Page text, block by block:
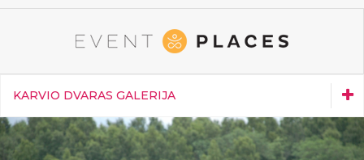
Žvėryno smuklės galerija
Mūsų šventės
KARVIO DVARAS GALERIJA
Event Catering galerija